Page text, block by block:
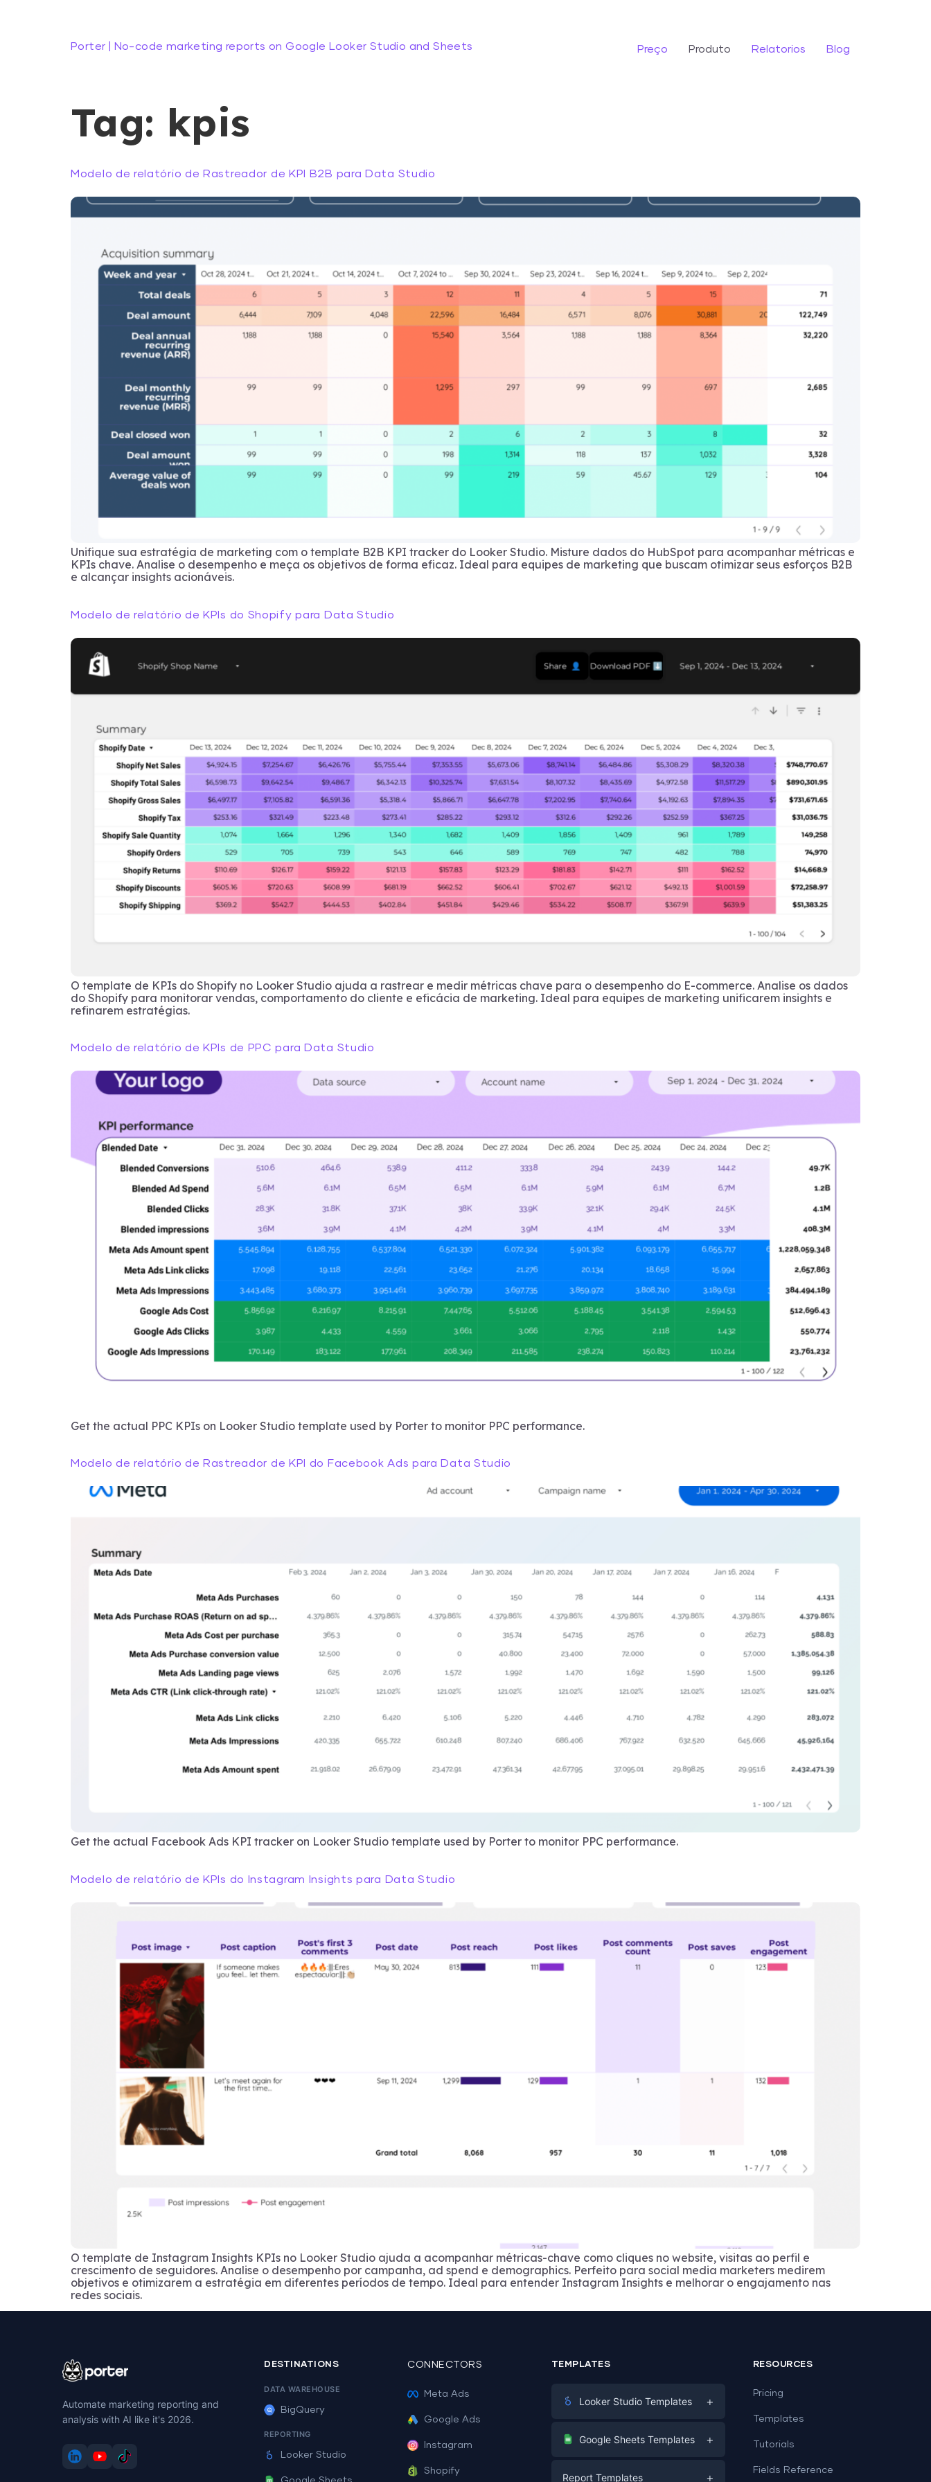
Porter | No-code marketing reports on Google Looker Studio and Sheets Preço Produto Relatorios Blog
Tag: kpis
Modelo de relatório de Rastreador de KPI B2B para Data Studio
Unifique sua estratégia de marketing com o template B2B KPI tracker do Looker Studio. Misture dados do HubSpot para acompanhar métricas e
KPIs chave. Analise o desempenho e meça os objetivos de forma eficaz. Ideal para equipes de marketing que buscam otimizar seus esforços B2B
e alcançar insights acionáveis.
Modelo de relatório de KPIs do Shopify para Data Studio
O template de KPIs do Shopify no Looker Studio ajuda a rastrear e medir métricas chave para o desempenho do E-commerce. Analise os dados
do Shopify para monitorar vendas, comportamento do cliente e eficácia de marketing. Ideal para equipes de marketing unificarem insights e
refinarem estratégias.
Modelo de relatório de KPIs de PPC para Data Studio
Get the actual PPC KPIs on Looker Studio template used by Porter to monitor PPC performance.
Modelo de relatório de Rastreador de KPI do Facebook Ads para Data Studio
Get the actual Facebook Ads KPI tracker on Looker Studio template used by Porter to monitor PPC performance.
Modelo de relatório de KPIs do Instagram Insights para Data Studio
O template de Instagram Insights KPIs no Looker Studio ajuda a acompanhar métricas-chave como cliques no website, visitas ao perfil e
crescimento de seguidores. Analise o desempenho por campanha, ad spend e demographics. Perfeito para social media marketers medirem
objetivos e otimizarem a estratégia em diferentes períodos de tempo. Ideal para entender Instagram Insights e melhorar o engajamento nas
redes sociais.
Automate marketing reporting and
analysis with AI like it's 2026.
DESTINATIONS
DATA WAREHOUSE
BigQuery
REPORTING
Looker Studio
CONNECTORS
Meta Ads
Google Ads
Instagram
Shopify
TEMPLATES
Looker Studio Templates +
Digital Marketing
PPC
Google Sheets Templates +
Report Templates +
RESOURCES
Pricing
Templates
Tutorials
Fields Reference